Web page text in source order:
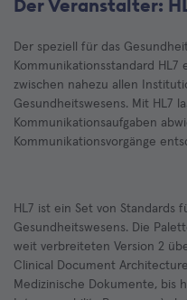
Der Veranstalter:
Der speziell für das
Kommunikationsstandard
zwischen nahezu allen
Gesundheitswesens. Mit HL7
Kommunikationsaufgaben
Kommunikationsvorgänge
HL7 ist ein Set von Standards
Gesundheitswesens. Die
weit verbreiteten Version 2
Clinical Document
Medizinische Dokumente, bis